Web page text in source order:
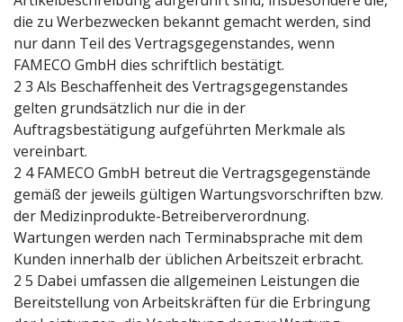
die zu Werbezwecken bekannt gemacht werden, sind
nur dann Teil des Vertragsgegenstandes, wenn
FAMECO GmbH dies schriftlich bestätigt.
2 3 Als Beschaffenheit des Vertragsgegenstandes
gelten grundsätzlich nur die in der
Auftragsbestätigung aufgeführten Merkmale als
vereinbart.
2 4 FAMECO GmbH betreut die Vertragsgegenstände
gemäß der jeweils gültigen Wartungsvorschriften bzw.
der Medizinprodukte-Betreiberverordnung.
Wartungen werden nach Terminabsprache mit dem
Kunden innerhalb der üblichen Arbeitszeit erbracht.
2 5 Dabei umfassen die allgemeinen Leistungen die
Bereitstellung von Arbeitskräften für die Erbringung